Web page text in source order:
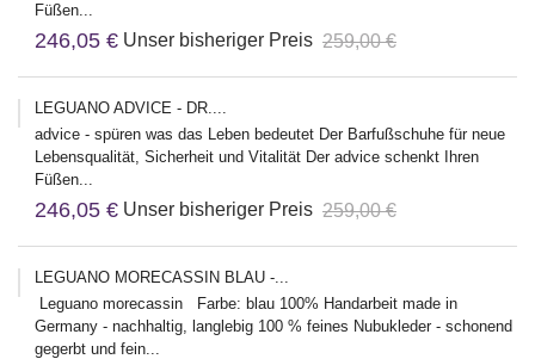
Füßen...
246,05 € Unser bisheriger Preis 259,00 €
LEGUANO ADVICE - DR....
advice - spüren was das Leben bedeutet Der Barfußschuhe für neue
Lebensqualität, Sicherheit und Vitalität Der advice schenkt Ihren
Füßen...
246,05 € Unser bisheriger Preis 259,00 €
LEGUANO MORECASSIN BLAU -...
Leguano morecassin Farbe: blau 100% Handarbeit made in
Germany - nachhaltig, langlebig 100 % feines Nubukleder - schonend
gegerbt und fein...